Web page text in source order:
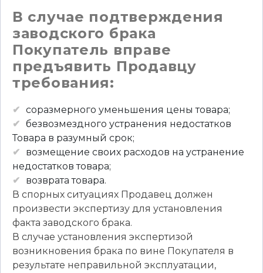
В случае подтверждения
заводского брака
Покупатель вправе
предъявить Продавцу
требования:
соразмерного уменьшения цены товара;
безвозмездного устранения недостатков
Товара в разумный срок;
возмещение своих расходов на устранение
недостатков товара;
возвратa товара.
В спорных ситуациях Продавец должен
произвести экспертизу для установления
факта заводского брака.
В случае установления экспертизой
возникновения брака по вине Покупателя в
результате неправильной эксплуатации,